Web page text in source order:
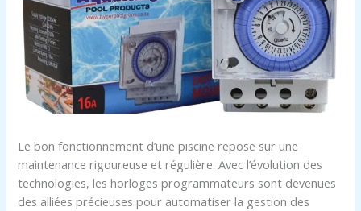
Le bon fonctionnement d’une piscine repose sur une
maintenance rigoureuse et régulière. Avec l’évolution des
technologies, les horloges programmateurs sont devenues
des alliées précieuses pour automatiser la gestion des